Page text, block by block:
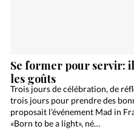
Se former pour servir:
les goûts
Trois jours de célébration, de
trois jours pour prendre des
proposait l’événement Mad in
«Born to be a light», né…